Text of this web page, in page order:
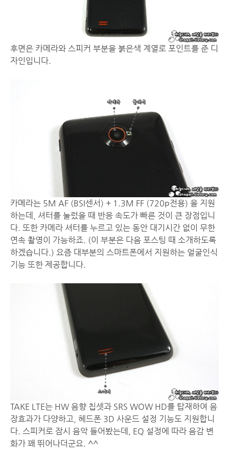
후면은 카메라와 스피커 부분을 붉은색 계열로 포인트를 준 디
자인입니다.
카메라는 5M AF (BSI센서) + 1.3M FF (720p전용) 을 지원
하는데, 셔터를 눌렀을 때 반응 속도가 빠른 것이 큰 장점입니
다. 또한 카메라 셔터를 누르고 있는 동안 대기시간 없이 무한
연속 촬영이 가능하죠. (이 부분은 다음 포스팅 때 소개하도록
하겠습니다.) 요즘 대부분의 스마트폰에서 지원하는 얼굴인식
기능 또한 제공합니다.
TAKE LTE는 HW 음향 칩셋과 SRS WOW HD를 탑재하여 음
장효과가 다양하고, 헤드폰 3D 사운드 설정 기능도 지원합니
다. 스피커로 잠시 음악 들어봤는데, EQ 설정에 따라 음감 변
화가 꽤 뛰어나더군요. ^^